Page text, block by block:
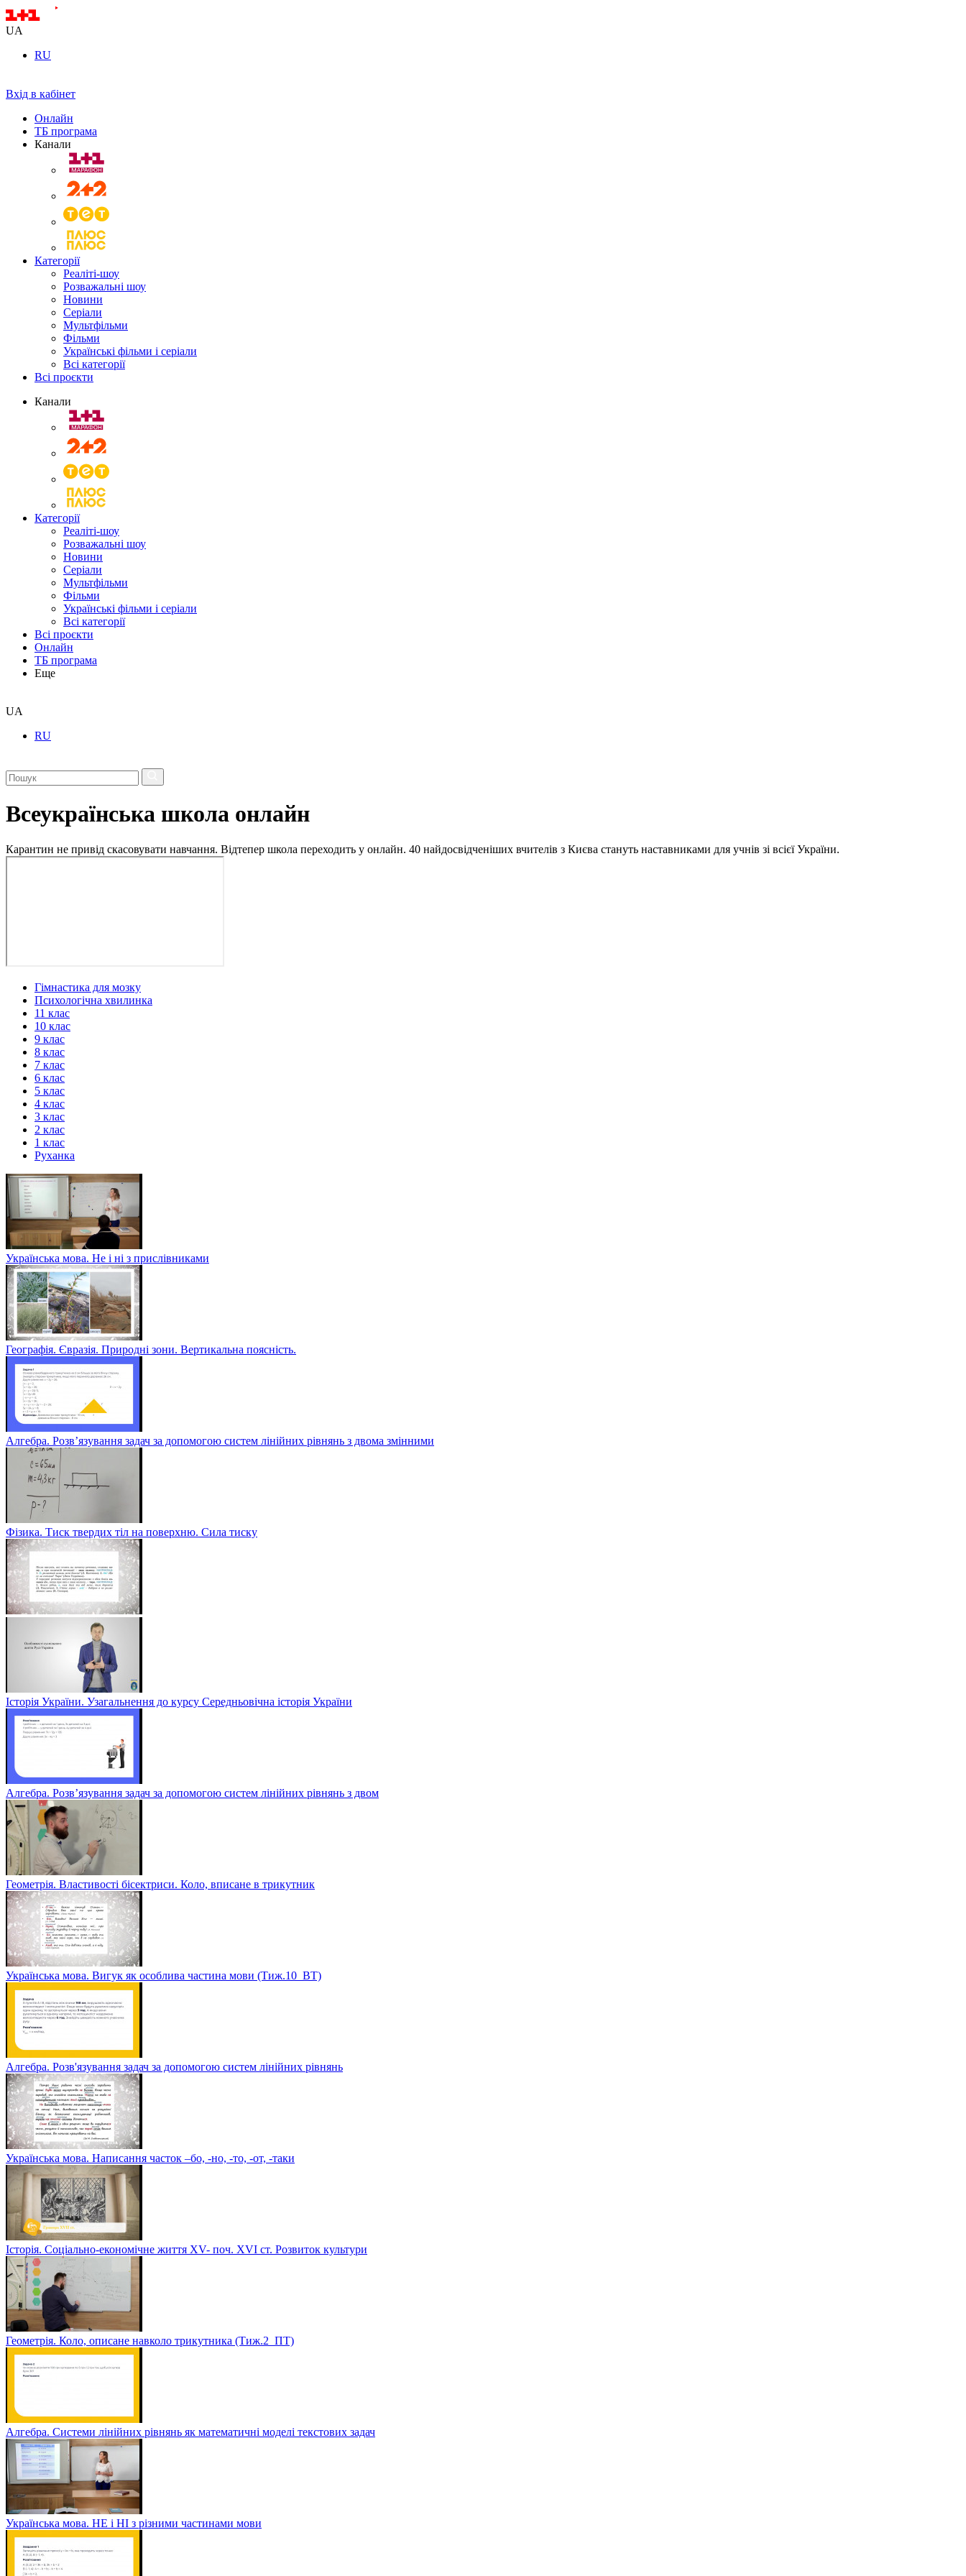
UA
RU
Вхід в кабінет
Онлайн
ТБ програма
Канали
Категорії
Реаліті-шоу
Розважальні шоу
Новини
Серіали
Мультфільми
Фільми
Українські фільми і серіали
Всі категорії
Всі проєкти
Канали
Категорії
Реаліті-шоу
Розважальні шоу
Новини
Серіали
Мультфільми
Фільми
Українські фільми і серіали
Всі категорії
Всі проєкти
Онлайн
ТБ програма
Еще
UA
RU
Всеукраїнська школа онлайн
Карантин не привід скасовувати навчання. Відтепер школа переходить у онлайн. 40 найдосвідченіших вчителів з Києва стануть наставниками для учнів зі всієї України.
Гімнастика для мозку
Психологічна хвилинка
11 клас
10 клас
9 клас
8 клас
7 клас
6 клас
5 клас
4 клас
3 клас
2 клас
1 клас
Руханка
Українська мова. Не і ні з прислівниками
Географія. Євразія. Природні зони. Вертикальна поясність.
Алгебра. Розв’язування задач за допомогою систем лінійних рівнянь з двома змінними
Фізика. Тиск твердих тіл на поверхню. Сила тиску
Історія України. Узагальнення до курсу Середньовічна історія України
Алгебра. Розв’язування задач за допомогою систем лінійних рівнянь з двом
Геометрія. Властивості бісектриси. Коло, вписане в трикутник
Українська мова. Вигук як особлива частина мови (Тиж.10_ВТ)
Алгебра. Розв'язування задач за допомогою систем лінійних рівнянь
Українська мова. Написання часток –бо, -но, -то, -от, -таки
Історія. Соціально-економічне життя XV- поч. XVI ст. Розвиток культури
Геометрія. Коло, описане навколо трикутника (Тиж.2_ПТ)
Алгебра. Системи лінійних рівнянь як математичні моделі текстових задач
Українська мова. НЕ і НІ з різними частинами мови